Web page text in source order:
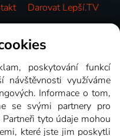
Darovat Lepší.TV
poskytování funkcí
návštěvnosti využíváme
Informace o tom,
se svými partnery pro
tyto údaje mohou
které jste jim poskytli